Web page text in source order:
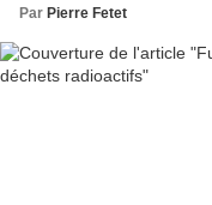
Par Pierre Fetet